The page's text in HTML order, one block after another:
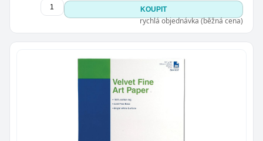
KOUPIT
rychlá objednávka (běžná cena)